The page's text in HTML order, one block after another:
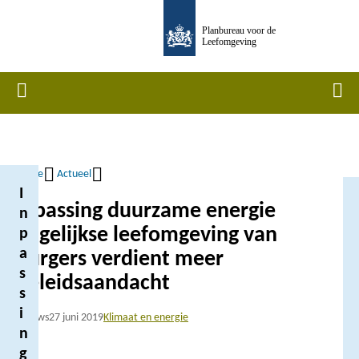
inhoud
Planbureau voor de
Leefomgeving
Home
Kruimelpad
Home Actueel
Inpassing duurzame energie
dagelijkse leefomgeving van
burgers verdient meer
beleidsaandacht
Nieuws27 juni 2019Klimaat en energie
I
n
p
a
s
s
i
n
g